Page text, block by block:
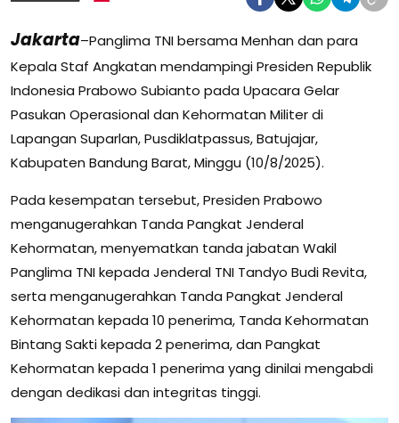
Jakarta–Panglima TNI bersama Menhan dan para
Kepala Staf Angkatan mendampingi Presiden Republik
Indonesia Prabowo Subianto pada Upacara Gelar
Pasukan Operasional dan Kehormatan Militer di
Lapangan Suparlan, Pusdiklatpassus, Batujajar,
Kabupaten Bandung Barat, Minggu (10/8/2025).
Pada kesempatan tersebut, Presiden Prabowo
menganugerahkan Tanda Pangkat Jenderal
Kehormatan, menyematkan tanda jabatan Wakil
Panglima TNI kepada Jenderal TNI Tandyo Budi Revita,
serta menganugerahkan Tanda Pangkat Jenderal
Kehormatan kepada 10 penerima, Tanda Kehormatan
Bintang Sakti kepada 2 penerima, dan Pangkat
Kehormatan kepada 1 penerima yang dinilai mengabdi
dengan dedikasi dan integritas tinggi.